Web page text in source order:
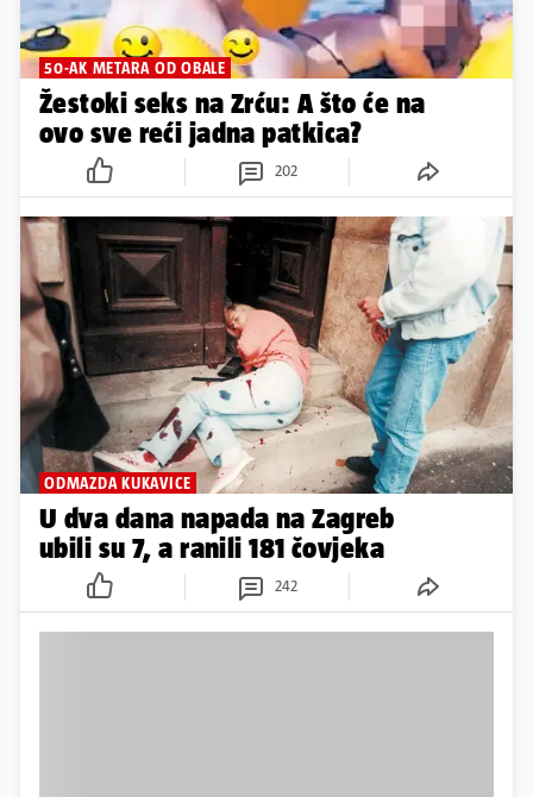
50-AK METARA OD OBALE
Žestoki seks na Zrću: A što će na
ovo sve reći jadna patkica?
202
ODMAZDA KUKAVICE
U dva dana napada na Zagreb
ubili su 7, a ranili 181 čovjeka
242